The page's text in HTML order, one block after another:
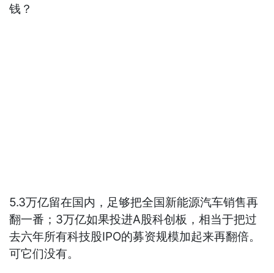
钱？
5.3万亿留在国内，足够把全国新能源汽车销售再
翻一番；3万亿如果投进A股科创板，相当于把过
去六年所有科技股IPO的募资规模加起来再翻倍。
可它们没有。